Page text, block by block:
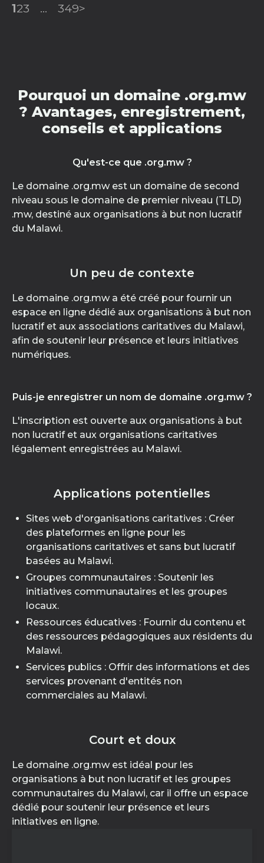
123 ... 349>
Pourquoi un domaine .org.mw
? Avantages, enregistrement,
conseils et applications
Qu'est-ce que .org.mw ?
Le domaine .org.mw est un domaine de second
niveau sous le domaine de premier niveau (TLD)
.mw, destiné aux organisations à but non lucratif
du Malawi.
Un peu de contexte
Le domaine .org.mw a été créé pour fournir un
espace en ligne dédié aux organisations à but non
lucratif et aux associations caritatives du Malawi,
afin de soutenir leur présence et leurs initiatives
numériques.
Puis-je enregistrer un nom de domaine .org.mw ?
L'inscription est ouverte aux organisations à but
non lucratif et aux organisations caritatives
légalement enregistrées au Malawi.
Applications potentielles
Sites web d'organisations caritatives : Créer
des plateformes en ligne pour les
organisations caritatives et sans but lucratif
basées au Malawi.
Groupes communautaires : Soutenir les
initiatives communautaires et les groupes
locaux.
Ressources éducatives : Fournir du contenu et
des ressources pédagogiques aux résidents du
Malawi.
Services publics : Offrir des informations et des
services provenant d'entités non
commerciales au Malawi.
Court et doux
Le domaine .org.mw est idéal pour les
organisations à but non lucratif et les groupes
communautaires du Malawi, car il offre un espace
dédié pour soutenir leur présence et leurs
initiatives en ligne.